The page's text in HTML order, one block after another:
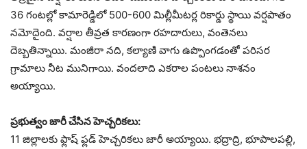
36 గంటల్లో కామారెడ్డిలో 500-600 మిల్లీమీటర్ల రికార్డు స్థాయి వర్షపాతం
నమోదైంది. వర్షాల తీవ్రత కారణంగా రహదారులు, వంతెనలు
దెబ్బతిన్నాయి. మంజీరా నది, కల్యాణి వాగు ఉప్పొంగడంతో పరిసర
గ్రామాలు నీట మునిగాయి. వందలాది ఎకరాల పంటలు నాశనం
అయ్యాయి.
ప్రభుత్వం జారీ చేసిన హెచ్చరికలు:
11 జిల్లాలకు ఫ్లాష్‌ ఫ్లడ్‌ హెచ్చరికలు జారీ అయ్యాయి. భద్రాద్రి, భూపాలపల్లి,